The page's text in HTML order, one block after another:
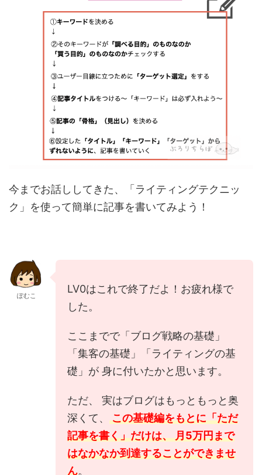
今までお話ししてきた、「ライティングテクニッ
ク」を使って簡単に記事を書いてみよう！
ぽむこ
LV0はこれで終了だよ！お疲れ様で
した。
ここまでで「ブログ戦略の基礎」
「集客の基礎」「ライティングの基
礎」が 身に付いたかと思います。
ただ、 実はブログはもっともっと奥
深くて、 この基礎編をもとに「ただ
記事を書く」だけは、 月5万円まで
はなかなか到達することができませ
ん。